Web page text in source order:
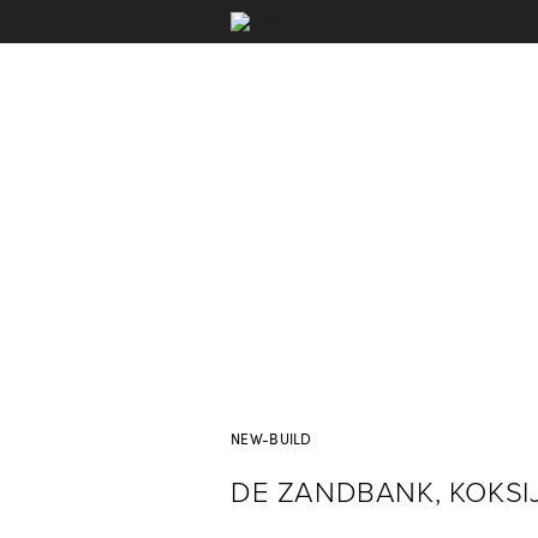
NEW-BUILD
DE ZANDBANK,